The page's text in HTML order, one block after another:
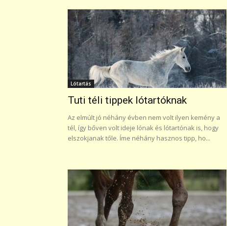
Lótartás
Tuti téli tippek lótartóknak
Az elmúlt jó néhány évben nem volt ilyen kemény a
tél, így bőven volt ideje lónak és lótartónak is, hogy
elszokjanak tőle. Íme néhány hasznos tipp, ho...